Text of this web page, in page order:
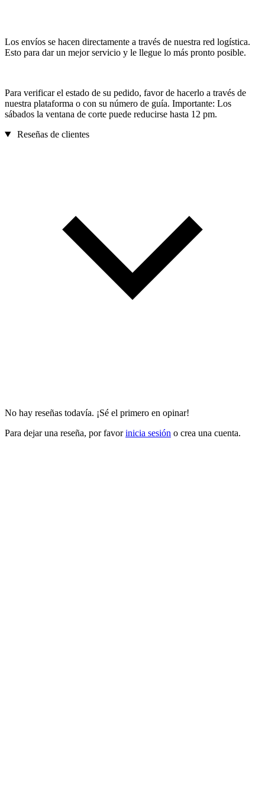
Los envíos se hacen directamente a través de nuestra red logística.
Esto para dar un mejor servicio y le llegue lo más pronto posible.
Para verificar el estado de su pedido, favor de hacerlo a través de
nuestra plataforma o con su número de guía. Importante: Los
sábados la ventana de corte puede reducirse hasta 12 pm.
Reseñas de clientes
No hay reseñas todavía. ¡Sé el primero en opinar!
Para dejar una reseña, por favorinicia sesión o crea una cuenta.